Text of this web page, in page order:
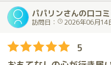
う間の時間でした。
淑女と少女と変化を自在に操る
心地の良いくびれのある腰にの
パパリンさんの口コミ
訪問日： 2026年06月14
5